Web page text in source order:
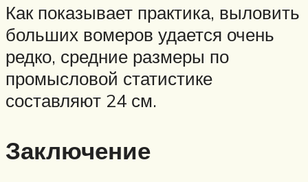
Как показывает практика, выловить
больших вомеров удается очень
редко, средние размеры по
промысловой статистике
составляют 24 см.
Заключение